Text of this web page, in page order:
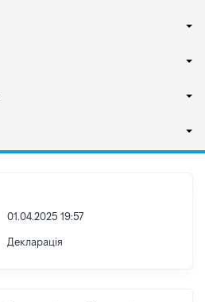
01.04.2025 19:57
Декларація